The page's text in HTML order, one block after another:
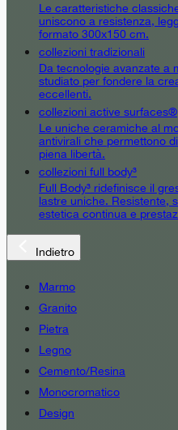
Le caratteristiche
uniscono a resistenza,
formato 300x150 cm.
collezioni tradizionali
Da tecnologie avanzate a
studiato per fondere la
eccellenti.
collezioni active surfaces®
Le uniche ceramiche al
antivirali che permettono
piena libertà.
collezioni full body³
Full Body³ ridefinisce il
lastre uniche. Resistente,
estetica continua e
Indietro
Marmo
Granito
Pietra
Legno
Cemento/Resina
Monocromatico
Design